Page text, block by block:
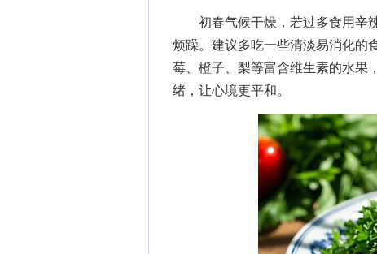
初春气候干燥，若过多食用辛辣
烦躁。建议多吃一些清淡易消化的
莓、橙子、梨等富含维生素的水果
绪，让心境更平和。